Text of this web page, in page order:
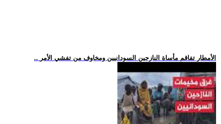
.. الأمطار تفاقم مأساة النازحين السودانيين ومخاوف من تفشي الأمر